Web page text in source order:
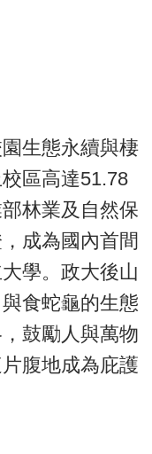
生態永續與棲
區高達51.78
林業及自然保
成為國內首間
學。政大後山
食蛇龜的生態
鼓勵人與萬物
腹地成為庇護